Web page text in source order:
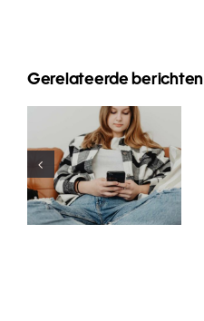
Gerelateerde berichten
Innovative
Strategien
zur
Steigerung
der
Sichtbarkeit
von